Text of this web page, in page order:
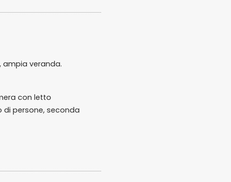
ampia veranda.
con letto
persone, seconda